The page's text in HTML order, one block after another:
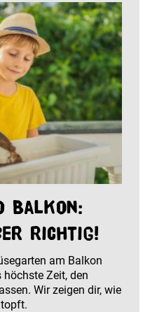
Balkon:
richtig!
am Balkon
höchste Zeit, den
Wir zeigen dir, wie